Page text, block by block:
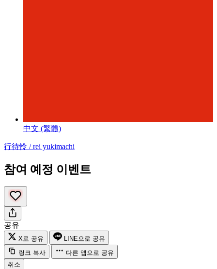
中文 (繁體)
行待怜 / rei yukimachi
참여 예정 이벤트
공유
X로 공유
LINE으로 공유
링크 복사
다른 앱으로 공유
취소